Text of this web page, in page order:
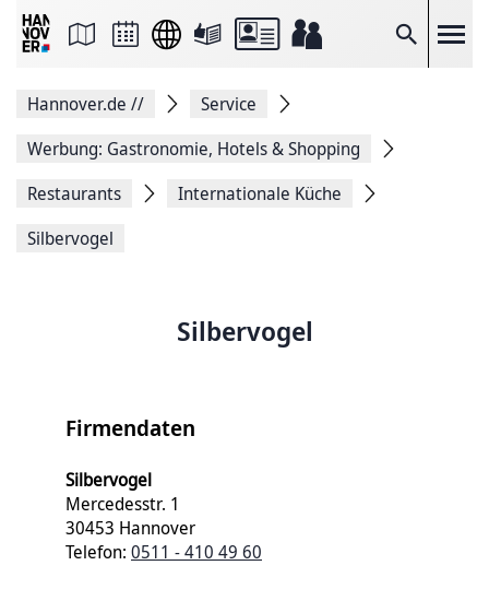
Suche
Seite
Facebook
teilen
Seitenlink
Seite
Hannover.de //
Service
Werbung: Gastronomie, Hotels & Shopping
Restaurants
Internationale Küche
Silbervogel
Silbervogel
Firmendaten
Silbervogel
Mercedesstr. 1
30453 Hannover
Telefon: 0511 - 410 49 60